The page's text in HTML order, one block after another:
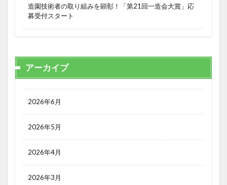
造園技術者の取り組みを顕彰！「第21回一造会大賞」応
募受付スタート
アーカイブ
2026年6月
2026年5月
2026年4月
2026年3月